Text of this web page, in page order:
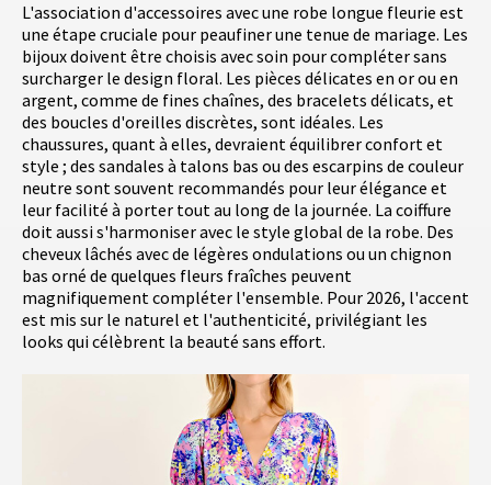
L'association d'accessoires avec une robe longue fleurie est
une étape cruciale pour peaufiner une tenue de mariage. Les
bijoux doivent être choisis avec soin pour compléter sans
surcharger le design floral. Les pièces délicates en or ou en
argent, comme de fines chaînes, des bracelets délicats, et
des boucles d'oreilles discrètes, sont idéales. Les
chaussures, quant à elles, devraient équilibrer confort et
style ; des sandales à talons bas ou des escarpins de couleur
neutre sont souvent recommandés pour leur élégance et
leur facilité à porter tout au long de la journée. La coiffure
doit aussi s'harmoniser avec le style global de la robe. Des
cheveux lâchés avec de légères ondulations ou un chignon
bas orné de quelques fleurs fraîches peuvent
magnifiquement compléter l'ensemble. Pour 2026, l'accent
est mis sur le naturel et l'authenticité, privilégiant les
looks qui célèbrent la beauté sans effort.